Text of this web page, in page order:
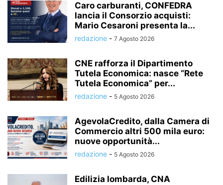
Caro carburanti, CONFEDRA
lancia il Consorzio acquisti:
Mario Cesaroni presenta la...
redazione - 7 Agosto 2026
CNE rafforza il Dipartimento
Tutela Economica: nasce “Rete
Tutela Economica” per...
redazione - 5 Agosto 2026
AgevolaCredito, dalla Camera di
Commercio altri 500 mila euro:
nuove opportunità...
redazione - 5 Agosto 2026
Edilizia lombarda, CNA